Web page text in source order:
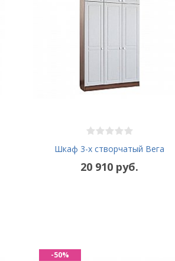
Шкаф 3-х створчатый Вега
20 910 руб.
-50%